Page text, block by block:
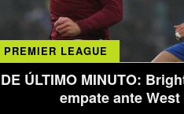
PREMIER LEAGUE
DE ÚLTIMO MINUTO:
empate ante West